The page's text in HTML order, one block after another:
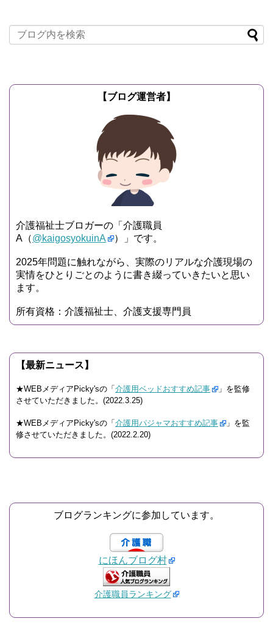
【ブログ運営者】
介護福祉士ブロガーの「介護職員
A（@kaigosyokuinA ）」です。
2025年問題に触れながら、実際のリアルな介護現場の
実情をひとりごとのように書き綴っていきたいと思い
ます。
所有資格：介護福祉士、介護支援専門員
【最新ニュース】
★WEBメディアPicky'sの「 介護用ベッドおすすめ記事
」を監修
させていただきました。(2022.3.25)
★WEBメディアPicky'sの「 介護用パジャマおすすめ記事
」を監
修させていただきました。(2022.2.20)
ブログランキングに参加しています。
にほんブログ村
介護職員ランキング